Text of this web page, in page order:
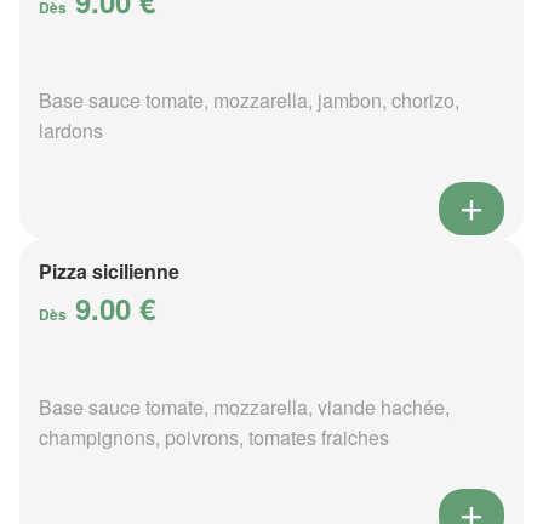
Dès
Base sauce tomate, mozzarella, jambon, chorizo,
lardons
Pizza sicilienne
Dès 9.00 €
Base sauce tomate, mozzarella, viande hachée,
champignons, poivrons, tomates fraiches